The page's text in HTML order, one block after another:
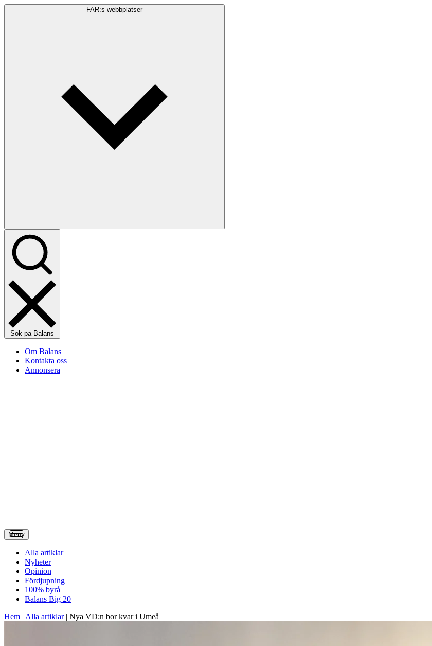
FAR:s webbplatser
Sök på Balans
Om Balans
Kontakta oss
Annonsera
Meny
Alla artiklar
Nyheter
Opinion
Fördjupning
100% byrå
Balans Big 20
Hem | Alla artiklar| Nya VD:n bor kvar i Umeå